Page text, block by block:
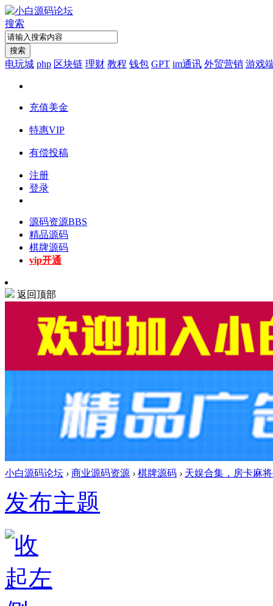
搜索
搜索
电玩城 php 区块链 理财 教程 钱包 GPT im通讯 外贸营销 游戏
充值美金
特惠VIP
有偿投稿
注册
登录
源码资源BBS
精品源码
棋牌源码
vip开通
返回顶部
小白源码论坛 › 商业源码资源 › 棋牌源码 › 天娱合集，房卡麻
发布主题